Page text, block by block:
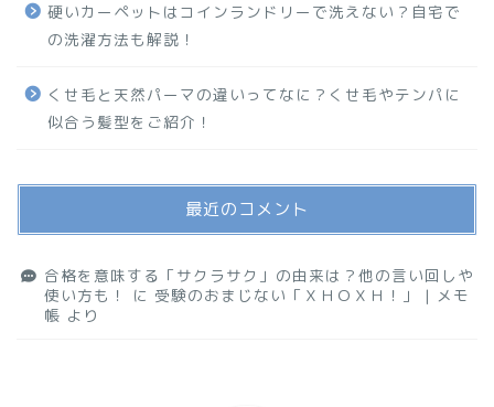
硬いカーペットはコインランドリーで洗えない？自宅で
の洗濯方法も解説！
くせ毛と天然パーマの違いってなに？くせ毛やテンパに
似合う髪型をご紹介！
最近のコメント
合格を意味する「サクラサク」の由来は？他の言い回しや
使い方も！
に 受験のおまじない「ＸＨＯＸＨ！」 | メモ
帳 より